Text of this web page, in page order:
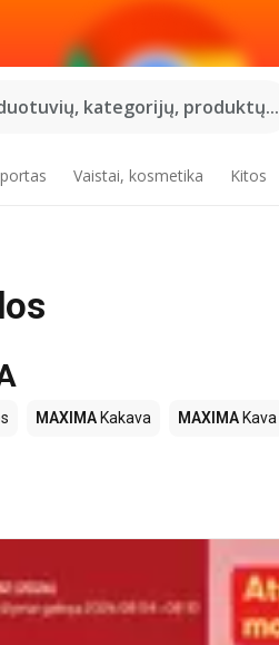
kategorijų, produktų...
Vaistai, kosmetika Kitos
MAXIMA Kakava MAXIMA Kava